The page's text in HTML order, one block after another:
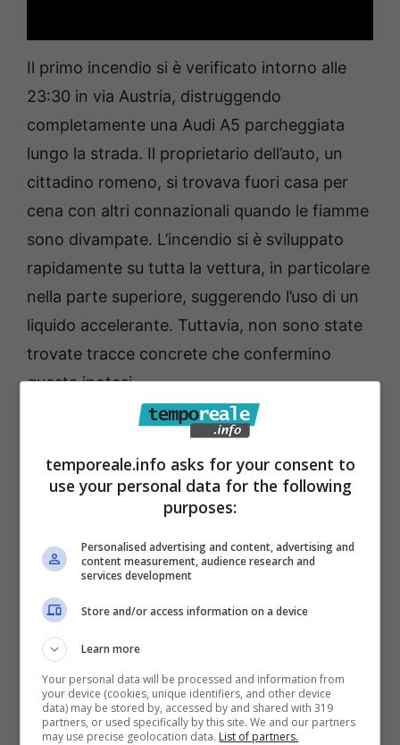
Il primo incendio si è verificato intorno alle
23:30 in via Austria, distruggendo
completamente una Audi A5 parcheggiata
lungo la strada. Il proprietario dell’auto, un
cittadino romeno, si trovava fuori casa per
cena con altri connazionali quando le fiamme
sono divampate. L’incendio si è sviluppato
rapidamente su tutta la vettura, in particolare
nella parte superiore, suggerendo l’uso di un
liquido accelerante. Tuttavia, non sono state
trovate tracce concrete che confermino
questa ipotesi.
Mentre i Vigili del Fuoco erano impegnati nelle
operazioni di spegnimento e i Carabinieri
eseguivano i primi rilievi, un secondo incendio
è scoppiato in via Chiarello, una strada vicina.
Questa volta, ad andare a fuoco è stata una
Fiat Bravo, di proprietà di un uomo che si è
recentemente trasferito nella zona.
L’intervento rapido dei soccorritori ha
impedito alle fiamme di propagarsi ad altri
veicoli parcheggiati nelle vicinanze, limitando
i danni.
temporeale.info asks for your consent to
use your personal data for the following
purposes:
Personalised advertising and content, advertising and
content measurement, audience research and
services development
Store and/or access information on a device
Learn more
Your personal data will be processed and information from
your device (cookies, unique identifiers, and other device
data) may be stored by, accessed by and shared with 319
partners, or used specifically by this site. We and our partners
may use precise geolocation data. List of partners.